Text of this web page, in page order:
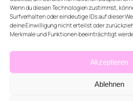
Wenn du diesen Technologien zustimmst,
Surfverhalten oder eindeutige IDs auf dieser
deine Einwilligung nicht erteilst oder
Merkmale und Funktionen beeinträchtigt
Akzeptieren
Ablehnen
nickte und ging in die
zu holen Ich:“ Wie soll ich
Soll ich einen Knicks
eure Hoheit ansprechen?“
Philipp:“ Süße sag einfach
reich ihr die Hand“
der Tür Philipp ging zur Tür